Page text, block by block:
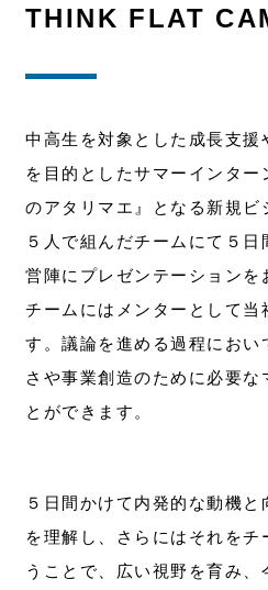
THINK FLAT
中高生を対象とした成長支援
を目的としたサマーインタ
のアタリマエ』となる新規ビ
５人で組んだチームにて５
営陣にプレゼンテーションを
チームにはメンターとして当
す。議論を進める過程におい
さや事業創造のために必要な
とができます。
５日間かけて内発的な動機
を理解し、さらにはそれを
うことで、広い視野を育み